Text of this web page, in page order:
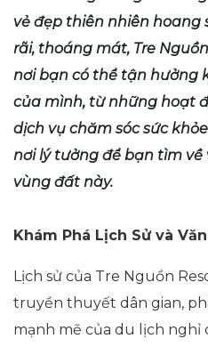
vẻ đẹp thiên nhiên hoang
rãi, thoáng mát, Tre
nơi bạn có thể tận hưởng
của mình, từ những hoạt
dịch vụ chăm sóc sức
nơi lý tưởng để bạn tìm về
vùng đất này.
Khám Phá Lịch Sử và
Lịch sử của Tre Nguồn
truyền thuyết dân gian,
mạnh mẽ của du lịch nghỉ